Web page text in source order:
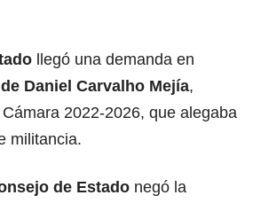
llegó una demanda en
Daniel Carvalho Mejía,
2022-2026, que alegaba
militancia.
de Estado negó la